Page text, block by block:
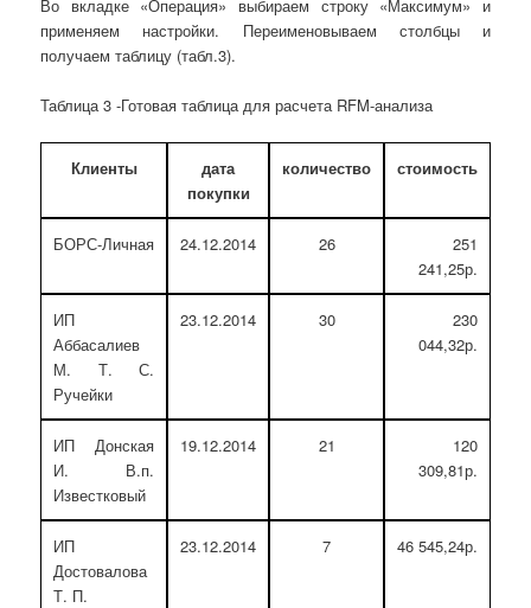
Во вкладке «Операция» выбираем строку «Максимум» и
применяем настройки. Переименовываем столбцы и
получаем таблицу (табл.3).
Таблица 3 -Готовая таблица для расчета RFM-анализа
Клиенты
дата
покупки
количество стоимость
БОРС-Личная 24.12.2014 26
251
241,25р.
ИП
Аббасалиев
М. Т. С.
Ручейки
23.12.2014 30
230
044,32р.
ИП Донская
И. В.п.
Известковый
19.12.2014 21
120
309,81р.
ИП
Достовалова
Т. П.
23.12.2014 7 46 545,24р.